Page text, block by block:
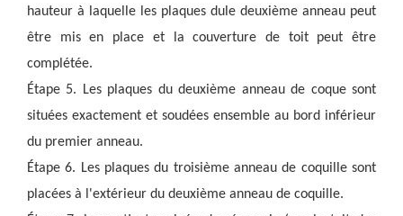
hauteur à laquelle les plaques du le deuxième anneau peut
être mis en place et la couverture de toit peut être
complétée.
Étape 5. Les plaques du deuxième anneau de coque sont
situées exactement et soudées ensemble au bord inférieur
du premier anneau.
Étape 6. Les plaques du troisième anneau de coquille sont
placées à l'extérieur du deuxième anneau de coquille.